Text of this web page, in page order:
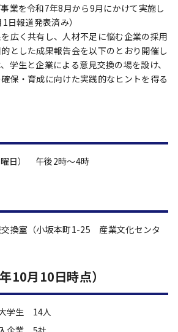
業を令和7年8月から9月にかけて実施し
日報道発表済み）
広く共有し、人材不足に悩む企業の採用
とした成果報告会を以下のとおり開催し
学生と企業による意見交換の場を設け、
保・育成に向けた実践的なヒントを得る
日） 午後2時～4時
換室（小坂本町1-25 産業文化センタ
10月10日時点）
学生 14人